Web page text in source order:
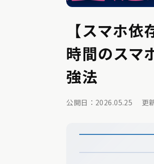
【スマホ
時間のスマ
強法
公開日：2026.05.25 更